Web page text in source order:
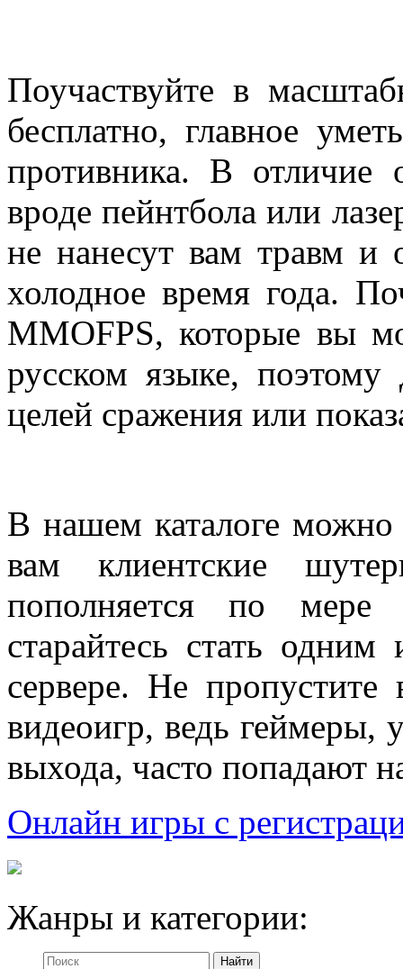
Поучаствуйте в
бесплатно, главное
противника. В отличие
вроде пейнтбола или
не нанесут вам травм и
холодное время года.
MMOFPS, которые вы
русском языке, поэтому
целей сражения или
В нашем каталоге можно
вам клиентские
пополняется по
старайтесь стать
сервере. Не
видеоигр, ведь геймеры,
выхода, часто попадают
Онлайн игры с
Жанры и категории: